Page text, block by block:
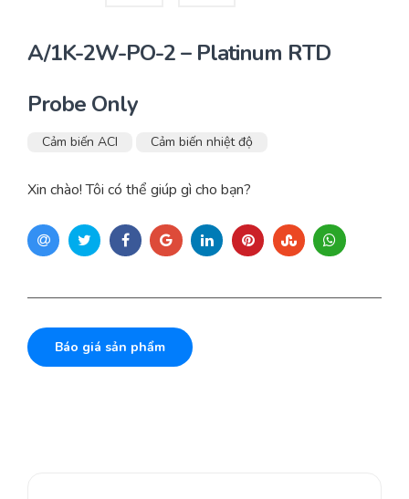
A/1K-2W-PO-2 – Platinum RTD
Probe Only
Cảm biến ACI Cảm biến nhiệt độ
Xin chào! Tôi có thể giúp gì cho bạn?
Báo giá sản phẩm